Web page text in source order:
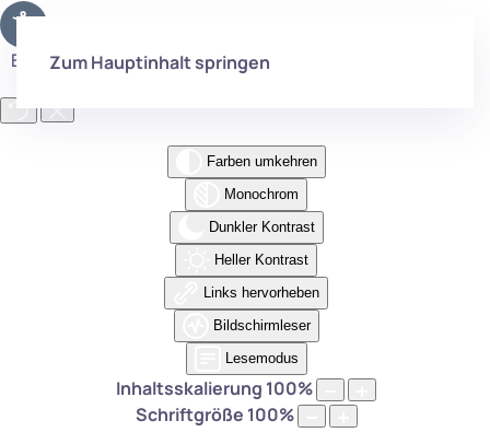
Eingabehilfen öffnen
Farben umkehren
Monochrom
Dunkler Kontrast
Heller Kontrast
Links hervorheben
Bildschirmleser
Lesemodus
Inhaltsskalierung 100%
Schriftgröße 100%
Zum Hauptinhalt springen